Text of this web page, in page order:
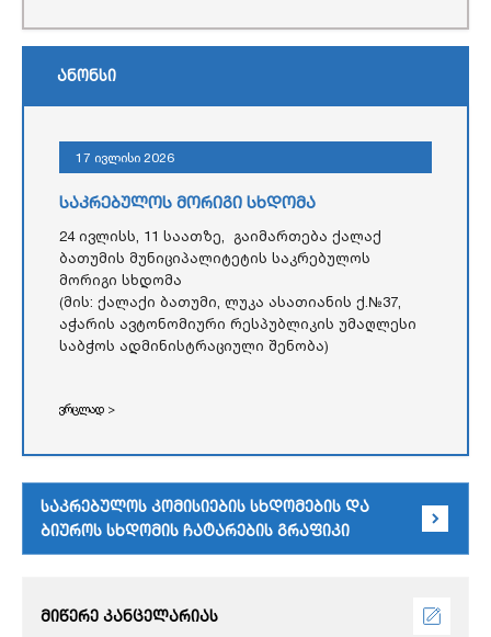
ანონსი
17 ივლისი 2026
საკრებულოს მორიგი სხდომა
24 ივლისს, 11 საათზე, გაიმართება ქალაქ
ბათუმის მუნიციპალიტეტის საკრებულოს
მორიგი სხდომა
(მის: ქალაქი ბათუმი, ლუკა ასათიანის ქ.№37,
აჭარის ავტონომიური რესპუბლიკის უმაღლესი
საბჭოს ადმინისტრაციული შენობა)
ვრცლად >
საკრებულოს კომისიების სხდომების და
ბიუროს სხდომის ჩატარების გრაფიკი
მიწერე კანცელარიას